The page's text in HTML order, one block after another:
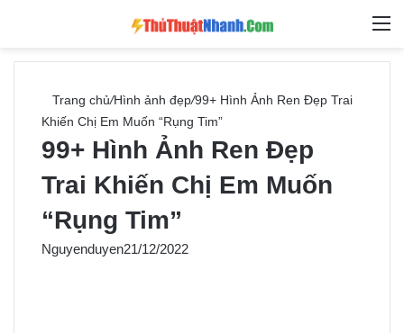
Tìm
Trang chủ/Hình ảnh đẹp/99+ Hình Ảnh Ren Đẹp Trai
Khiến Chị Em Muốn “Rụng Tim”
99+ Hình Ảnh Ren Đẹp
Trai Khiến Chị Em Muốn
“Rụng Tim”
Nguyenduyen21/12/2022